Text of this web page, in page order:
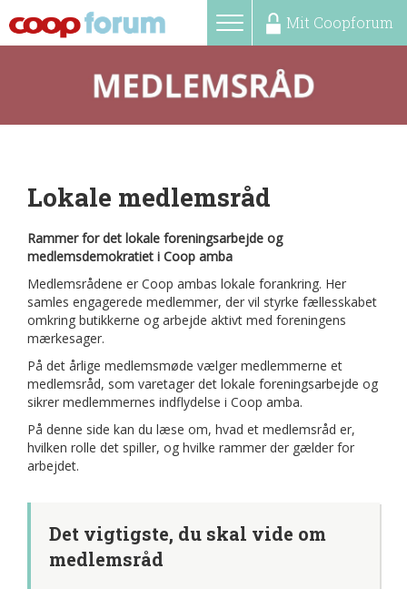
Toggle
navigation
Mit Coopforum
Lokale medlemsråd
Rammer for det lokale foreningsarbejde og
medlemsdemokratiet i Coop amba
Medlemsrådene er Coop ambas lokale forankring. Her
samles engagerede medlemmer, der vil styrke fællesskabet
omkring butikkerne og arbejde aktivt med foreningens
mærkesager.
På det årlige medlemsmøde vælger medlemmerne et
medlemsråd, som varetager det lokale foreningsarbejde og
sikrer medlemmernes indflydelse i Coop amba.
På denne side kan du læse om, hvad et medlemsråd er,
hvilken rolle det spiller, og hvilke rammer der gælder for
arbejdet.
Det vigtigste, du skal vide om
medlemsråd